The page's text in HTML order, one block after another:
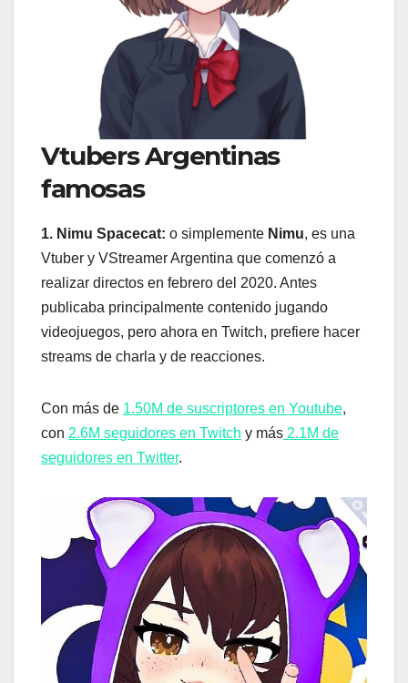
Vtubers Argentinas
famosas
1. Nimu Spacecat: o simplemente Nimu, es una
Vtuber y VStreamer Argentina que comenzó a
realizar directos en febrero del 2020. Antes
publicaba principalmente contenido jugando
videojuegos, pero ahora en Twitch, prefiere hacer
streams de charla y de reacciones.
Con más de 1.50M de suscriptores en Youtube,
con 2.6M seguidores en Twitch y más 2.1M de
seguidores en Twitter.